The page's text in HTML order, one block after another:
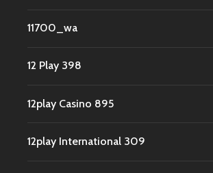
11700_wa
12 Play 398
12play Casino 895
12play International 309